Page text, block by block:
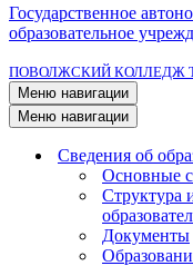
Государственное
образовательное
ПОВОЛЖСКИЙ КОЛЛЕДЖ
Меню навигации
Меню навигации
Сведения об
Основные
Структура
Документы